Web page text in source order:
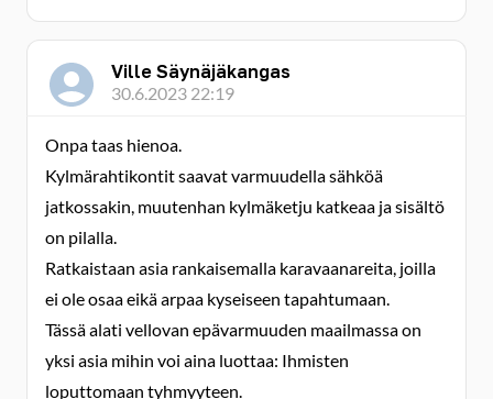
Ville Säynäjäkangas
30.6.2023 22:19
Onpa taas hienoa.
Kylmärahtikontit saavat varmuudella sähköä
jatkossakin, muutenhan kylmäketju katkeaa ja sisältö
on pilalla.
Ratkaistaan asia rankaisemalla karavaanareita, joilla
ei ole osaa eikä arpaa kyseiseen tapahtumaan.
Tässä alati vellovan epävarmuuden maailmassa on
yksi asia mihin voi aina luottaa: Ihmisten
loputtomaan tyhmyyteen.